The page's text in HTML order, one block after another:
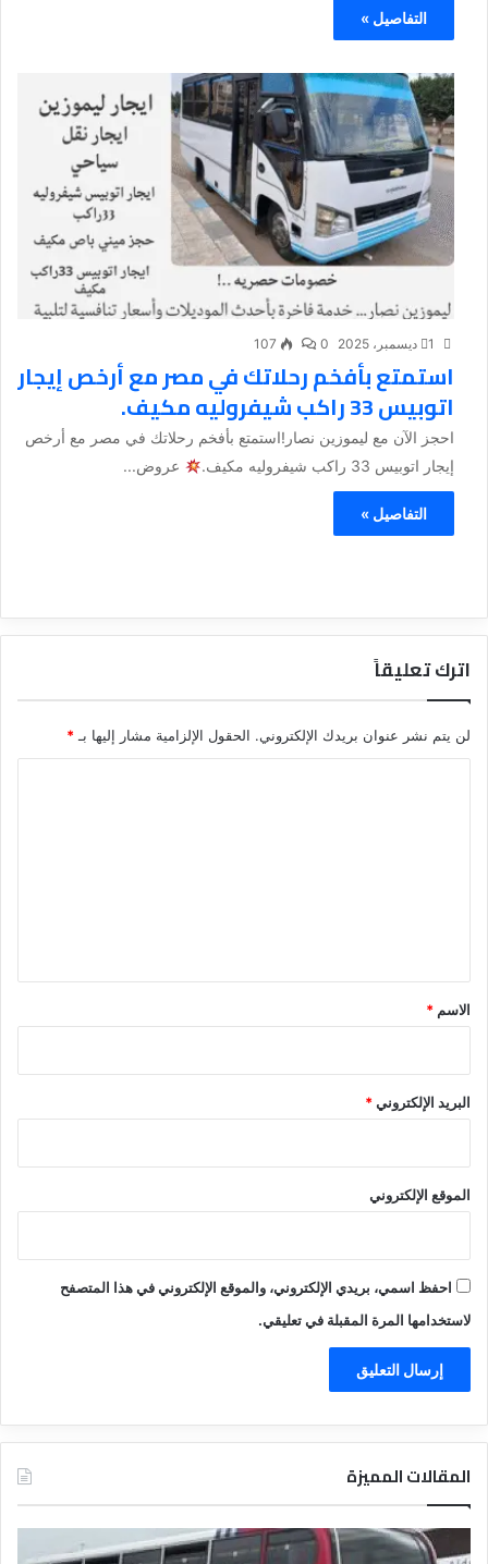
التفاصيل »
1 ديسمبر، 2025 0
107
استمتع بأفخم رحلاتك في مصر مع أرخص إيجار
اتوبيس 33 راكب شيفروليه مكيف.
احجز الآن مع ليموزين نصار!استمتع بأفخم رحلاتك في مصر مع أرخص
إيجار اتوبيس 33 راكب شيفروليه مكيف.
عروض...
التفاصيل »
اترك تعليقاً
لن يتم نشر عنوان بريدك الإلكتروني. الحقول الإلزامية مشار إليها بـ*
*
الاسم *
البريد الإلكتروني*
الموقع الإلكتروني
احفظ اسمي، بريدي الإلكتروني، والموقع الإلكتروني في هذا المتصفح
لاستخدامها المرة المقبلة في تعليقي.
المقالات المميزة